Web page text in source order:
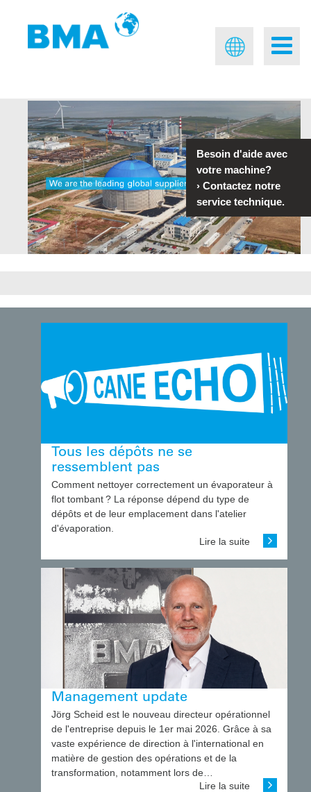
Tous les dépôts ne se
ressemblent pas
Comment nettoyer correctement un évaporateur à
flot tombant ? La réponse dépend du type de
dépôts et de leur emplacement dans l'atelier
d'évaporation.
Lire la suite
Management update
Jörg Scheid est le nouveau directeur opérationnel
de l'entreprise depuis le 1er mai 2026. Grâce à sa
vaste expérience de direction à l'international en
matière de gestion des opérations et de la
transformation, notamment lors de…
Lire la suite
Besoin d'aide avec
votre machine?
› Contactez notre
service technique.